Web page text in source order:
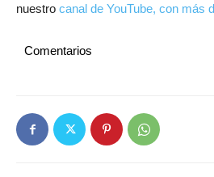
nuestro canal de YouTube, con más
Comentarios